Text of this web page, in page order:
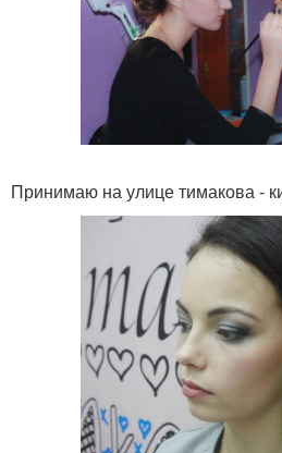
Принимаю на улице тимакова -